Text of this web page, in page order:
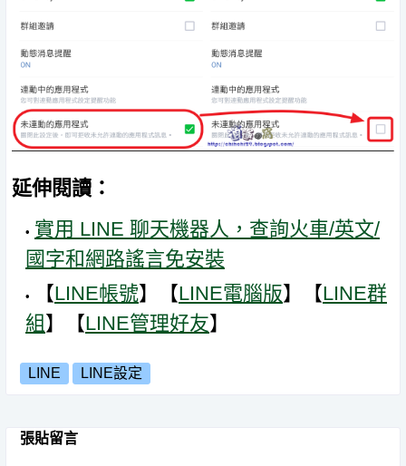
延伸閱讀：
實用 LINE 聊天機器人，查詢火車/英文/
國字和網路謠言免安裝
【LINE帳號】【LINE電腦版】【LINE群
組 】【LINE管理好友】
LINE LINE設定
張貼留言